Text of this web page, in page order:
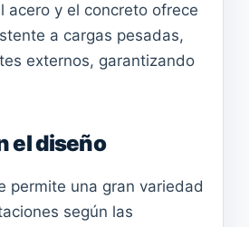
acero y el concreto ofrece
a cargas pesadas,
externos, garantizando
el diseño
permite una gran variedad
según las